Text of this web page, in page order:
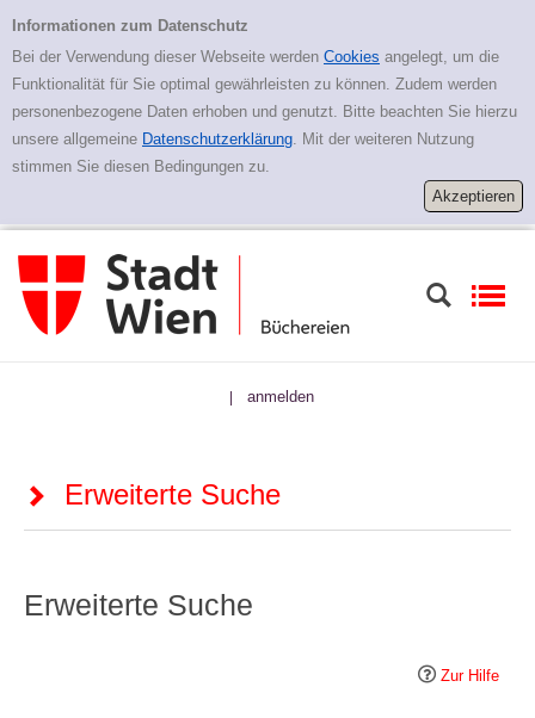
Erweiterte Suche
Informationen zum Datenschutz
Bei der Verwendung dieser Webseite werden Cookies angelegt, um die
Funktionalität für Sie optimal gewährleisten zu können. Zudem werden
personenbezogene Daten erhoben und genutzt. Bitte beachten Sie hierzu
unsere allgemeine Datenschutzerklärung. Mit der weiteren Nutzung
stimmen Sie diesen Bedingungen zu.
| anmelden
Erweiterte Suche
Erweiterte Suche
Zur Hilfe